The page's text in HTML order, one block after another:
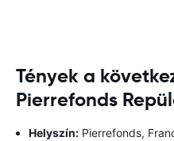
Tények a
Pierrefonds
Helyszín: Pierrefonds,